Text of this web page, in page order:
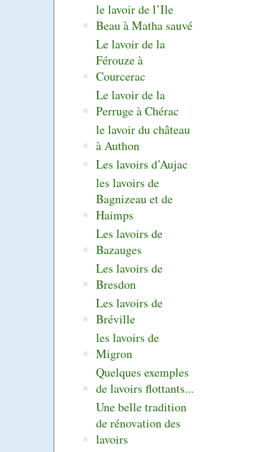
le lavoir de l’Ile
Beau à Matha sauvé
Le lavoir de la
Férouze à
Courcerac
Le lavoir de la
Perruge à Chérac
le lavoir du château
à Authon
Les lavoirs d’Aujac
les lavoirs de
Bagnizeau et de
Haimps
Les lavoirs de
Bazauges
Les lavoirs de
Bresdon
Les lavoirs de
Bréville
les lavoirs de
Migron
Quelques exemples
de lavoirs flottants...
Une belle tradition
de rénovation des
lavoirs